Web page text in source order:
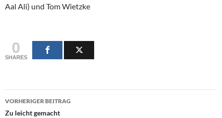
Aal Ali) und Tom Wietzke
0
SHARES
Beitragsnavigation
VORHERIGER BEITRAG
Zu leicht gemacht